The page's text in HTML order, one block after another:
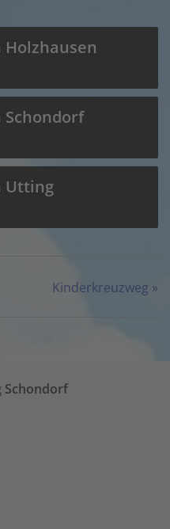
Utting
Kinderkreuzweg »
Schondorf